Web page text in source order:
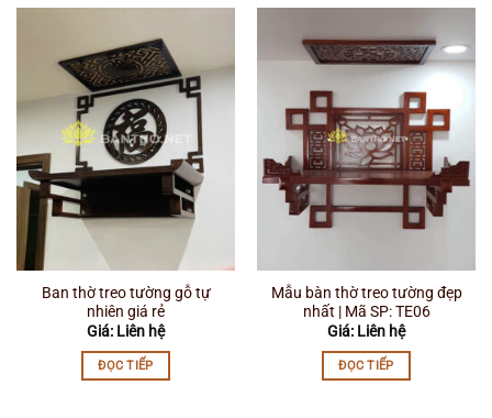
Ban thờ treo tường gỗ tự
nhiên giá rẻ
Giá: Liên hệ
ĐỌC TIẾP
Mẫu bàn thờ treo tường đẹp
nhất | Mã SP: TE06
Giá: Liên hệ
ĐỌC TIẾP